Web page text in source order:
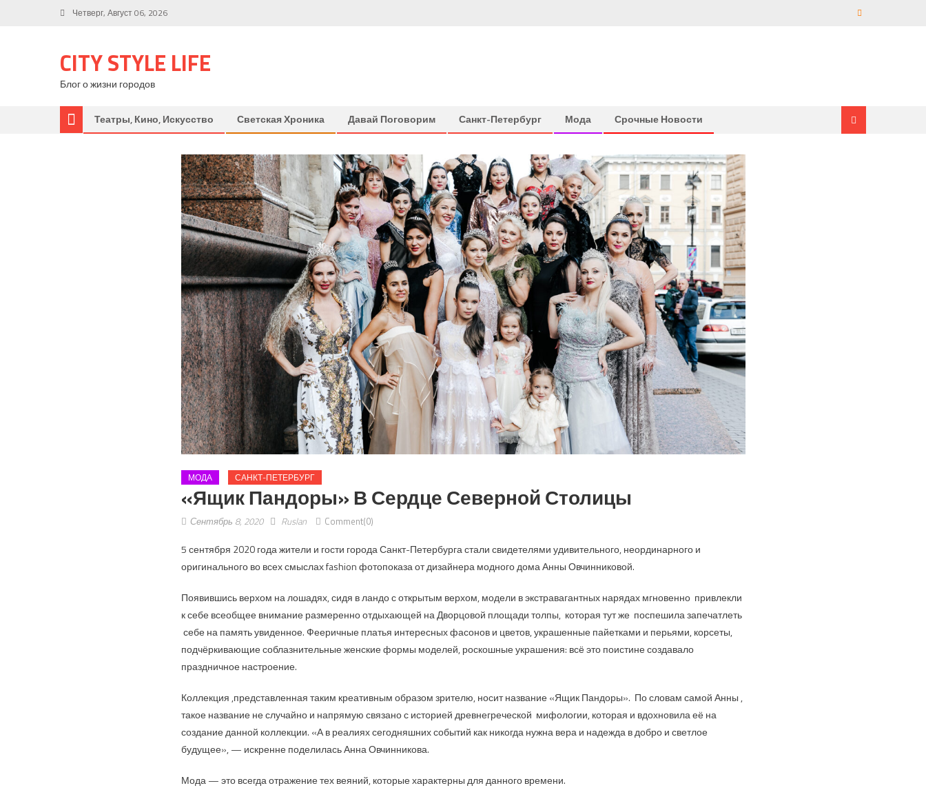
Четверг, Август 06, 2026
CITY STYLE LIFE
Блог о жизни городов
Театры, Кино, Искусство Светская Хроника Давай Поговорим Санкт-Петербург Мода Срочные Новости
МОДА САНКТ-ПЕТЕРБУРГ
«Ящик Пандоры» В Сердце Северной Столицы
Сентябрь 8, 2020 Ruslan Comment(0)
5 сентября 2020 года жители и гости города Санкт-Петербурга стали свидетелями удивительного, неординарного и
оригинального во всех смыслах fashion фотопоказа от дизайнера модного дома Анны Овчинниковой.
Появившись верхом на лошадях, сидя в ландо с открытым верхом, модели в экстравагантных нарядах мгновенно привлекли
к себе всеобщее внимание размеренно отдыхающей на Дворцовой площади толпы, которая тут же поспешила запечатлеть
себе на память увиденное. Фееричные платья интересных фасонов и цветов, украшенные пайетками и перьями, корсеты,
подчёркивающие соблазнительные женские формы моделей, роскошные украшения: всё это поистине создавало
праздничное настроение.
Коллекция ,представленная таким креативным образом зрителю, носит название «Ящик Пандоры». По словам самой Анны ,
такое название не случайно и напрямую связано с историей древнегреческой мифологии, которая и вдохновила её на
создание данной коллекции. «А в реалиях сегодняшних событий как никогда нужна вера и надежда в добро и светлое
будущее», — искренне поделилась Анна Овчинникова.
Мода — это всегда отражение тех веяний, которые характерны для данного времени.